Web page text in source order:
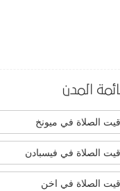
المدن
الصلاة في ميونخ
الصلاة في فيسبادن
الصلاة في اخن